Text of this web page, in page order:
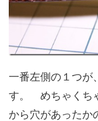
一番左側の１つが
す。 めちゃくち
から穴があったか